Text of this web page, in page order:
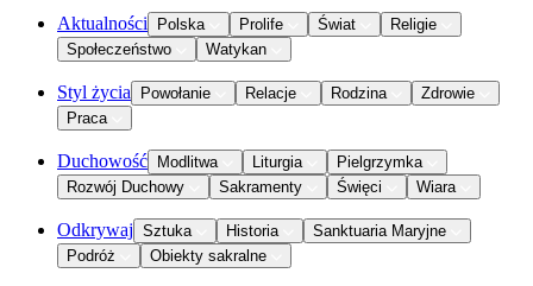
Aktualności Polska Prolife Świat
Religie
Społeczeństwo
Watykan
Styl życia Powołanie Relacje Rodzina
Zdrowie
Praca
Duchowość Modlitwa Liturgia
Pielgrzymka
Rozwój Duchowy
Sakramenty Święci Wiara
Odkrywaj Sztuka Historia
Sanktuaria Maryjne
Podróż
Obiekty sakralne